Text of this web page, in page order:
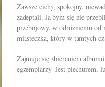
Zawsze cichy, spokojny,
zadeptali. Ja bym się nie
przebojowy, w odróżnieniu od
miasteczka, który w tamtych
Zajmuje się zbieraniem
egzemplarzy. Jest piechurem,